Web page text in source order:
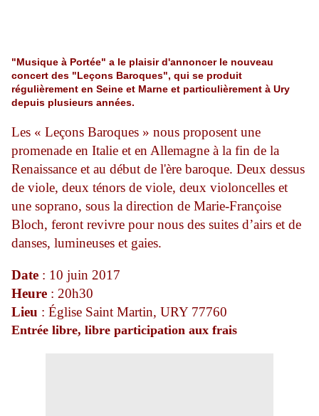
"Musique à Portée" a le plaisir d'annoncer le nouveau
concert des "Leçons Baroques", qui se produit
régulièrement en Seine et Marne et particulièrement à Ury
depuis plusieurs années.
Les « Leçons Baroques » nous proposent une
promenade en Italie et en Allemagne à la fin de la
Renaissance et au début de l'ère baroque. Deux dessus
de viole, deux ténors de viole, deux violoncelles et
une soprano, sous la direction de Marie-Françoise
Bloch, feront revivre pour nous des suites d’airs et de
danses, lumineuses et gaies.
Date : 10 juin 2017
Heure : 20h30
Lieu : Église Saint Martin, URY 77760
Entrée libre, libre participation aux frais